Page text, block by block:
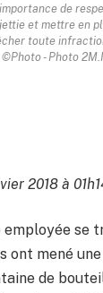
de
et mettre en
toute
- Photo
2018 à
employée se
ont mené
de